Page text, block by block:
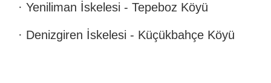
· Yeniliman İskelesi - Tepeboz Köyü
· Denizgiren İskelesi - Küçükbahçe Köyü